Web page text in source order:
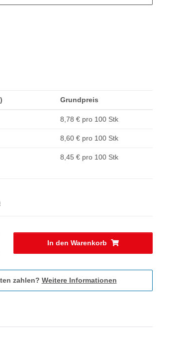
Grundpreis
8,78 € pro 100 Stk
8,60 € pro 100 Stk
8,45 € pro 100 Stk
In den Warenkorb
zahlen? Weitere Informationen